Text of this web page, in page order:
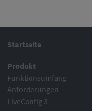
Startseite
Produkt
Funktionsumfang
Anforderungen
LiveConfig 3